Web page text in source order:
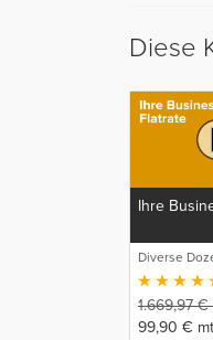
Diese
Ihre
Diverse
1.669,97€
99,90 €